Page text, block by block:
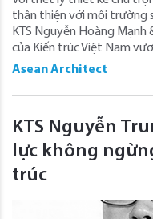
thân thiện với môi trường
KTS Nguyễn Hoàng
của Kiến trúc Việt Nam
Asean Architect
KTS Nguyễn
lực không
trúc